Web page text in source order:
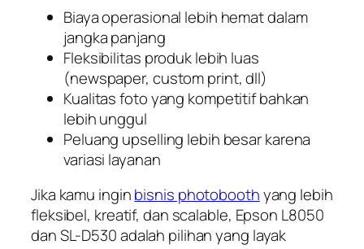
Biaya operasional lebih hemat dalam
jangka panjang
Fleksibilitas produk lebih luas
(newspaper, custom print, dll)
Kualitas foto yang kompetitif bahkan
lebih unggul
Peluang upselling lebih besar karena
variasi layanan
Jika kamu inginbisnis photoboothyang lebih
fleksibel, kreatif, dan scalable, Epson L8050
dan SL-D530 adalah pilihan yang layak